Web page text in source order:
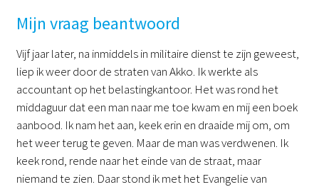
Mijn vraag beantwoord
Vijf jaar later, na inmiddels in militaire dienst te zijn geweest,
liep ik weer door de straten van Akko. Ik werkte als
accountant op het belastingkantoor. Het was rond het
middaguur dat een man naar me toe kwam en mij een boek
aanbood. Ik nam het aan, keek erin en draaide mij om, om
het weer terug te geven. Maar de man was verdwenen. Ik
keek rond, rende naar het einde van de straat, maar
niemand te zien. Daar stond ik met het Evangelie van